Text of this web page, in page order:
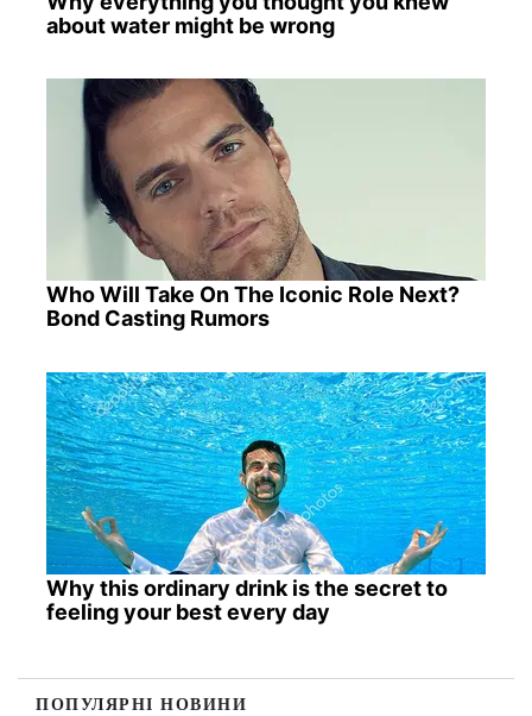
about water might be wrong
Who Will Take On The Iconic Role Next?
Bond Casting Rumors
Why this ordinary drink is the secret to
feeling your best every day
ПОПУЛЯРНІ НОВИНИ